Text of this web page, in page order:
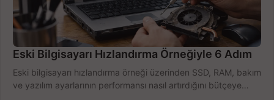
Eski Bilgisayarı Hızlandırma Örneğiyle 6 Adım
Eski bilgisayarı hızlandırma örneği üzerinden SSD, RAM, bakım
ve yazılım ayarlarının performansı nasıl artırdığını bütçeye